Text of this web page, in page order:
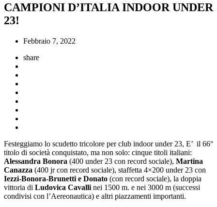
CAMPIONI D’ITALIA INDOOR UNDER
23!
Febbraio 7, 2022
share
Festeggiamo lo scudetto tricolore per club indoor under 23, E’ il 66°
titolo di società conquistato, ma non solo: cinque titoli italiani:
Alessandra Bonora (400 under 23 con record sociale), Martina
Canazza (400 jr con record sociale), staffetta 4×200 under 23 con
Iezzi-Bonora-Brunetti e Donato (con record sociale), la doppia
vittoria di Ludovica Cavalli nei 1500 m. e nei 3000 m (successi
condivisi con l’Aereonautica) e altri piazzamenti importanti.